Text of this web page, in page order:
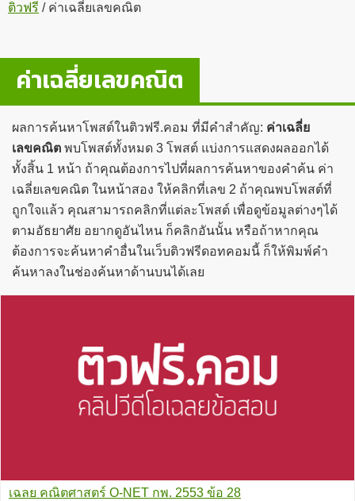
ติวฟรี /ค่าเฉลี่ยเลขคณิต
ค่าเฉลี่ยเลขคณิต
ผลการค้นหาโพสต์ในติวฟรี.คอม ที่มีคำสำคัญ: ค่าเฉลี่ย
เลขคณิต พบโพสต์ทั้งหมด 3 โพสต์ แบ่งการแสดงผลออกได้
ทั้งสิ้น 1 หน้า ถ้าคุณต้องการไปที่ผลการค้นหาของคำค้น ค่า
เฉลี่ยเลขคณิต ในหน้าสอง ให้คลิกที่เลข 2 ถ้าคุณพบโพสต์ที่
ถูกใจแล้ว คุณสามารถคลิกที่แต่ละโพสต์ เพื่อดูข้อมูลต่างๆได้
ตามอัธยาศัย อยากดูอันไหน ก็คลิกอันนั้น หรือถ้าหากคุณ
ต้องการจะค้นหาคำอื่นในเว็บติวฟรีดอทคอมนี้ ก็ให้พิมพ์คำ
ค้นหาลงในช่องค้นหาด้านบนได้เลย
เฉลย คณิตศาสตร์ O-NET กพ. 2553 ข้อ 28